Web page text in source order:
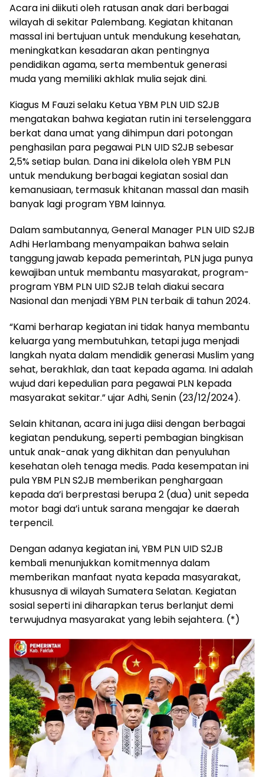
Acara ini diikuti oleh ratusan anak dari berbagai
wilayah di sekitar Palembang. Kegiatan khitanan
massal ini bertujuan untuk mendukung kesehatan,
meningkatkan kesadaran akan pentingnya
pendidikan agama, serta membentuk generasi
muda yang memiliki akhlak mulia sejak dini.
Kiagus M Fauzi selaku Ketua YBM PLN UID S2JB
mengatakan bahwa kegiatan rutin ini terselenggara
berkat dana umat yang dihimpun dari potongan
penghasilan para pegawai PLN UID S2JB sebesar
2,5% setiap bulan. Dana ini dikelola oleh YBM PLN
untuk mendukung berbagai kegiatan sosial dan
kemanusiaan, termasuk khitanan massal dan masih
banyak lagi program YBM lainnya.
Dalam sambutannya, General Manager PLN UID S2JB
Adhi Herlambang menyampaikan bahwa selain
tanggung jawab kepada pemerintah, PLN juga punya
kewajiban untuk membantu masyarakat, program-
program YBM PLN UID S2JB telah diakui secara
Nasional dan menjadi YBM PLN terbaik di tahun 2024.
“Kami berharap kegiatan ini tidak hanya membantu
keluarga yang membutuhkan, tetapi juga menjadi
langkah nyata dalam mendidik generasi Muslim yang
sehat, berakhlak, dan taat kepada agama. Ini adalah
wujud dari kepedulian para pegawai PLN kepada
masyarakat sekitar.” ujar Adhi, Senin (23/12/2024).
Selain khitanan, acara ini juga diisi dengan berbagai
kegiatan pendukung, seperti pembagian bingkisan
untuk anak-anak yang dikhitan dan penyuluhan
kesehatan oleh tenaga medis. Pada kesempatan ini
pula YBM PLN S2JB memberikan penghargaan
kepada da’i berprestasi berupa 2 (dua) unit sepeda
motor bagi da’i untuk sarana mengajar ke daerah
terpencil.
Dengan adanya kegiatan ini, YBM PLN UID S2JB
kembali menunjukkan komitmennya dalam
memberikan manfaat nyata kepada masyarakat,
khususnya di wilayah Sumatera Selatan. Kegiatan
sosial seperti ini diharapkan terus berlanjut demi
terwujudnya masyarakat yang lebih sejahtera. (*)